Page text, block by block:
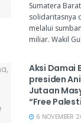
Sumatera
solidaritasnya
melalui
miliar. Wakil
Aksi Damai
presiden
Jutaan
“Free
6 NOVEMBER